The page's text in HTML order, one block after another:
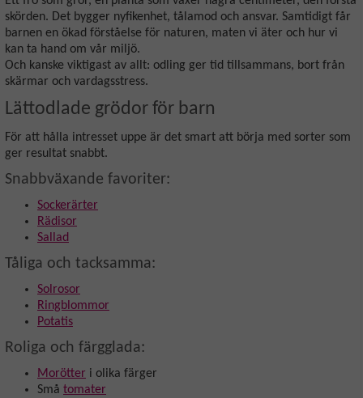
skörden. Det bygger nyfikenhet, tålamod och ansvar. Samtidigt får
barnen en ökad förståelse för naturen, maten vi äter och hur vi
kan ta hand om vår miljö.
Och kanske viktigast av allt: odling ger tid tillsammans, bort från
skärmar och vardagsstress.
Lättodlade grödor för barn
För att hålla intresset uppe är det smart att börja med sorter som
ger resultat snabbt.
Snabbväxande favoriter:
Sockerärter
Rädisor
Sallad
Tåliga och tacksamma:
Solrosor
Ringblommor
Potatis
Roliga och färgglada:
Morötter i olika färger
Små tomater